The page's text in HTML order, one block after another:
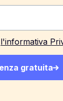
l'informativa
gratuita